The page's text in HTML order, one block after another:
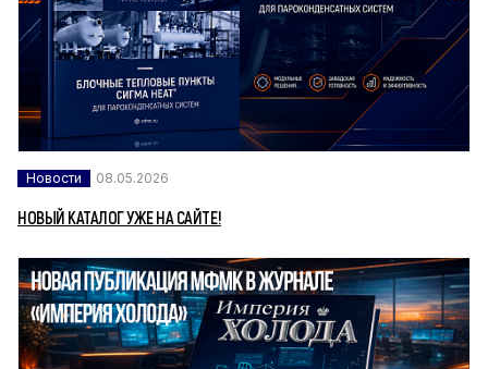
Новости 08.05.2026
НОВЫЙ КАТАЛОГ УЖЕ НА САЙТЕ!